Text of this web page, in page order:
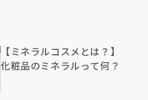
【ミネラルコスメとは？】
化粧品のミネラルって何？